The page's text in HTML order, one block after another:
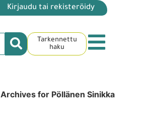
Kirjaudu tai rekisteröidy
Tarkennettu
haku
Archives for Pöllänen Sinikka